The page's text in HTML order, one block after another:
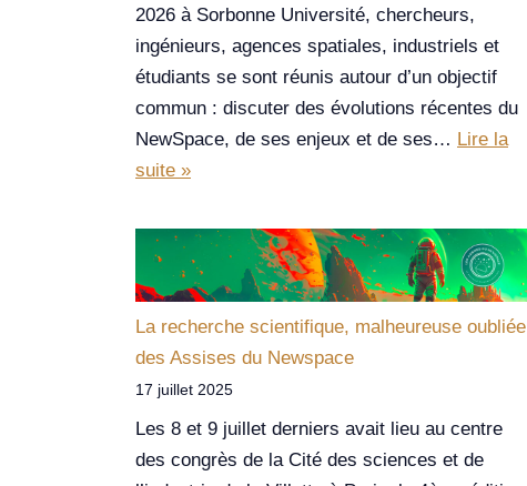
2026 à Sorbonne Université, chercheurs,
ingénieurs, agences spatiales, industriels et
étudiants se sont réunis autour d’un objectif
commun : discuter des évolutions récentes du
NewSpace, de ses enjeux et de ses… Lire la
suite »
La recherche scientifique, malheureuse oubliée
des Assises du Newspace
17 juillet 2025
Les 8 et 9 juillet derniers avait lieu au centre
des congrès de la Cité des sciences et de